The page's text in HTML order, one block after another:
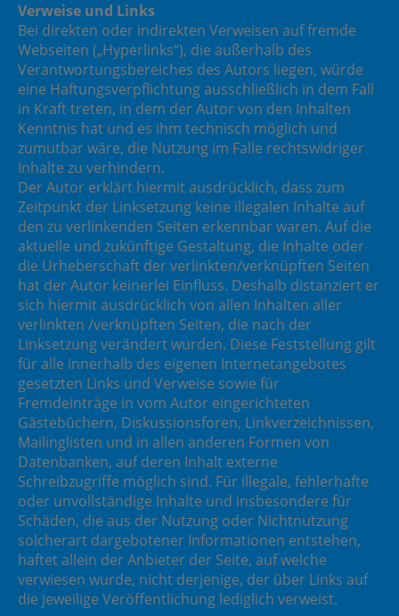
Verweise und Links
Bei direkten oder indirekten Verweisen auf fremde
Webseiten („Hyperlinks“), die außerhalb des
Verantwortungsbereiches des Autors liegen, würde
eine Haftungsverpflichtung ausschließlich in dem Fall
in Kraft treten, in dem der Autor von den Inhalten
Kenntnis hat und es ihm technisch möglich und
zumutbar wäre, die Nutzung im Falle rechtswidriger
Inhalte zu verhindern.
Der Autor erklärt hiermit ausdrücklich, dass zum
Zeitpunkt der Linksetzung keine illegalen Inhalte auf
den zu verlinkenden Seiten erkennbar waren. Auf die
aktuelle und zukünftige Gestaltung, die Inhalte oder
die Urheberschaft der verlinkten/verknüpften Seiten
hat der Autor keinerlei Einfluss. Deshalb distanziert er
sich hiermit ausdrücklich von allen Inhalten aller
verlinkten /verknüpften Seiten, die nach der
Linksetzung verändert wurden. Diese Feststellung gilt
für alle innerhalb des eigenen Internetangebotes
gesetzten Links und Verweise sowie für
Fremdeinträge in vom Autor eingerichteten
Gästebüchern, Diskussionsforen, Linkverzeichnissen,
Mailinglisten und in allen anderen Formen von
Datenbanken, auf deren Inhalt externe
Schreibzugriffe möglich sind. Für illegale, fehlerhafte
oder unvollständige Inhalte und insbesondere für
Schäden, die aus der Nutzung oder Nichtnutzung
solcherart dargebotener Informationen entstehen,
haftet allein der Anbieter der Seite, auf welche
verwiesen wurde, nicht derjenige, der über Links auf
die jeweilige Veröffentlichung lediglich verweist.